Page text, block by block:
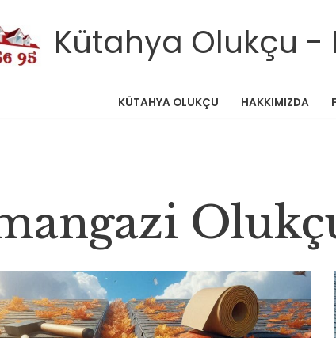
Kütahya Olukçu -
KÜTAHYA OLUKÇU HAKKIMIZDA